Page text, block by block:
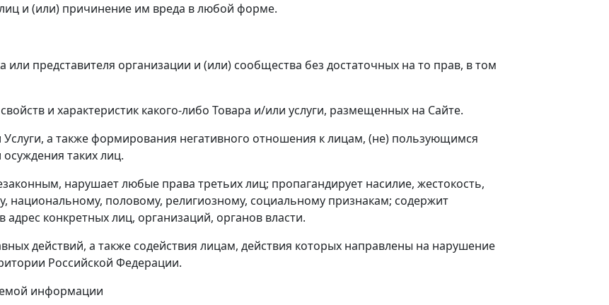
и (или) причинение им вреда в любой форме.
или представителя организации и (или) сообщества без достаточных на то прав, в том
и характеристик какого-либо Товара и/или услуги, размещенных на Сайте.
Услуги, а также формирования негативного отношения к лицам, (не) пользующимся
таких лиц.
нарушает любые права третьих лиц; пропагандирует насилие, жестокость,
национальному, половому, религиозному, социальному признакам; содержит
конкретных лиц, организаций, органов власти.
действий, а также содействия лицам, действия которых направлены на нарушение
Российской Федерации.
информации